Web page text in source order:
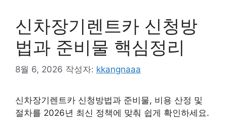
신차장기렌트카 신청방
법과 준비물 핵심정리
8월 6, 2026 작성자: kkangnaaa
신차장기렌트카 신청방법과 준비물, 비용 산정 및
절차를 2026년 최신 정책에 맞춰 쉽게 확인하세요.